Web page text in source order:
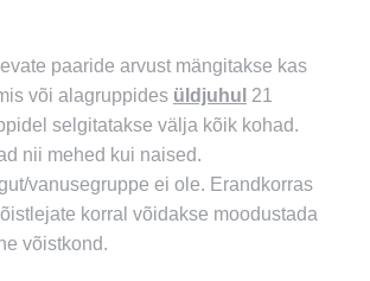
paaride arvust mängitakse kas
või alagruppides üldjuhul 21
selgitatakse välja kõik kohad.
nii mehed kui naised.
vanusegruppe ei ole. Erandkorras
korral võidakse moodustada
võistkond.